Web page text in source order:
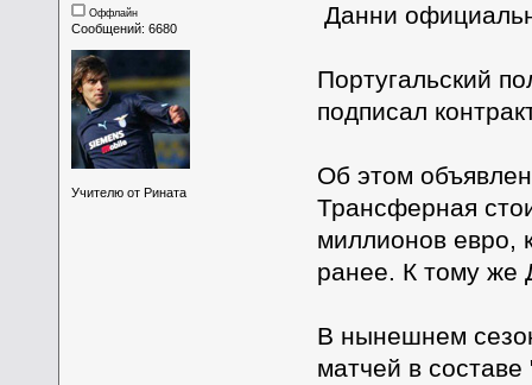
Оффлайн
Сообщений: 6680
Учителю от Рината
Данни
Португальский
подписал
Об этом
Трансферная
миллионов евро,
ранее. К тому же
В нынешнем
матчей в